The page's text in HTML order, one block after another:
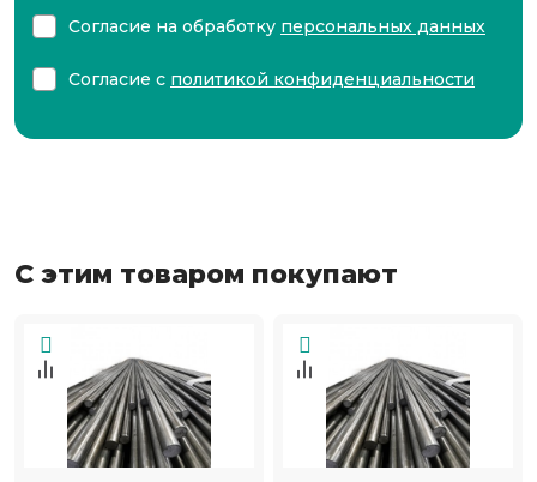
Согласие на обработку персональных данных
Согласие с политикой конфиденциальности
С этим товаром покупают